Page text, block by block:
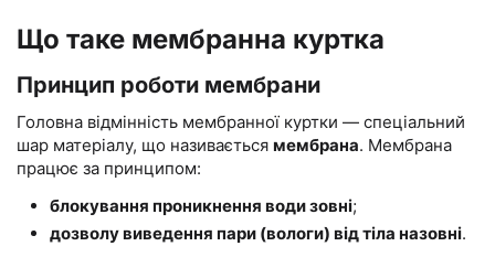
Що таке мембранна куртка
Принцип роботи мембрани
Головна відмінність мембранної куртки — спеціальний
шар матеріалу, що називається мембрана. Мембрана
працює за принципом:
блокування проникнення води зовні;
дозволу виведення пари (вологи) від тіла назовні.